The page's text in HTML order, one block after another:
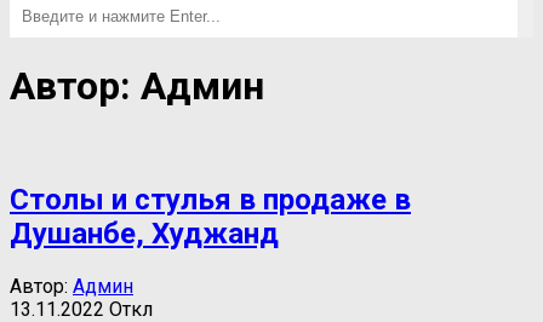
Автор: Админ
Столы и стулья в продаже в
Душанбе, Худжанд
Автор: Админ
13.11.2022 Откл